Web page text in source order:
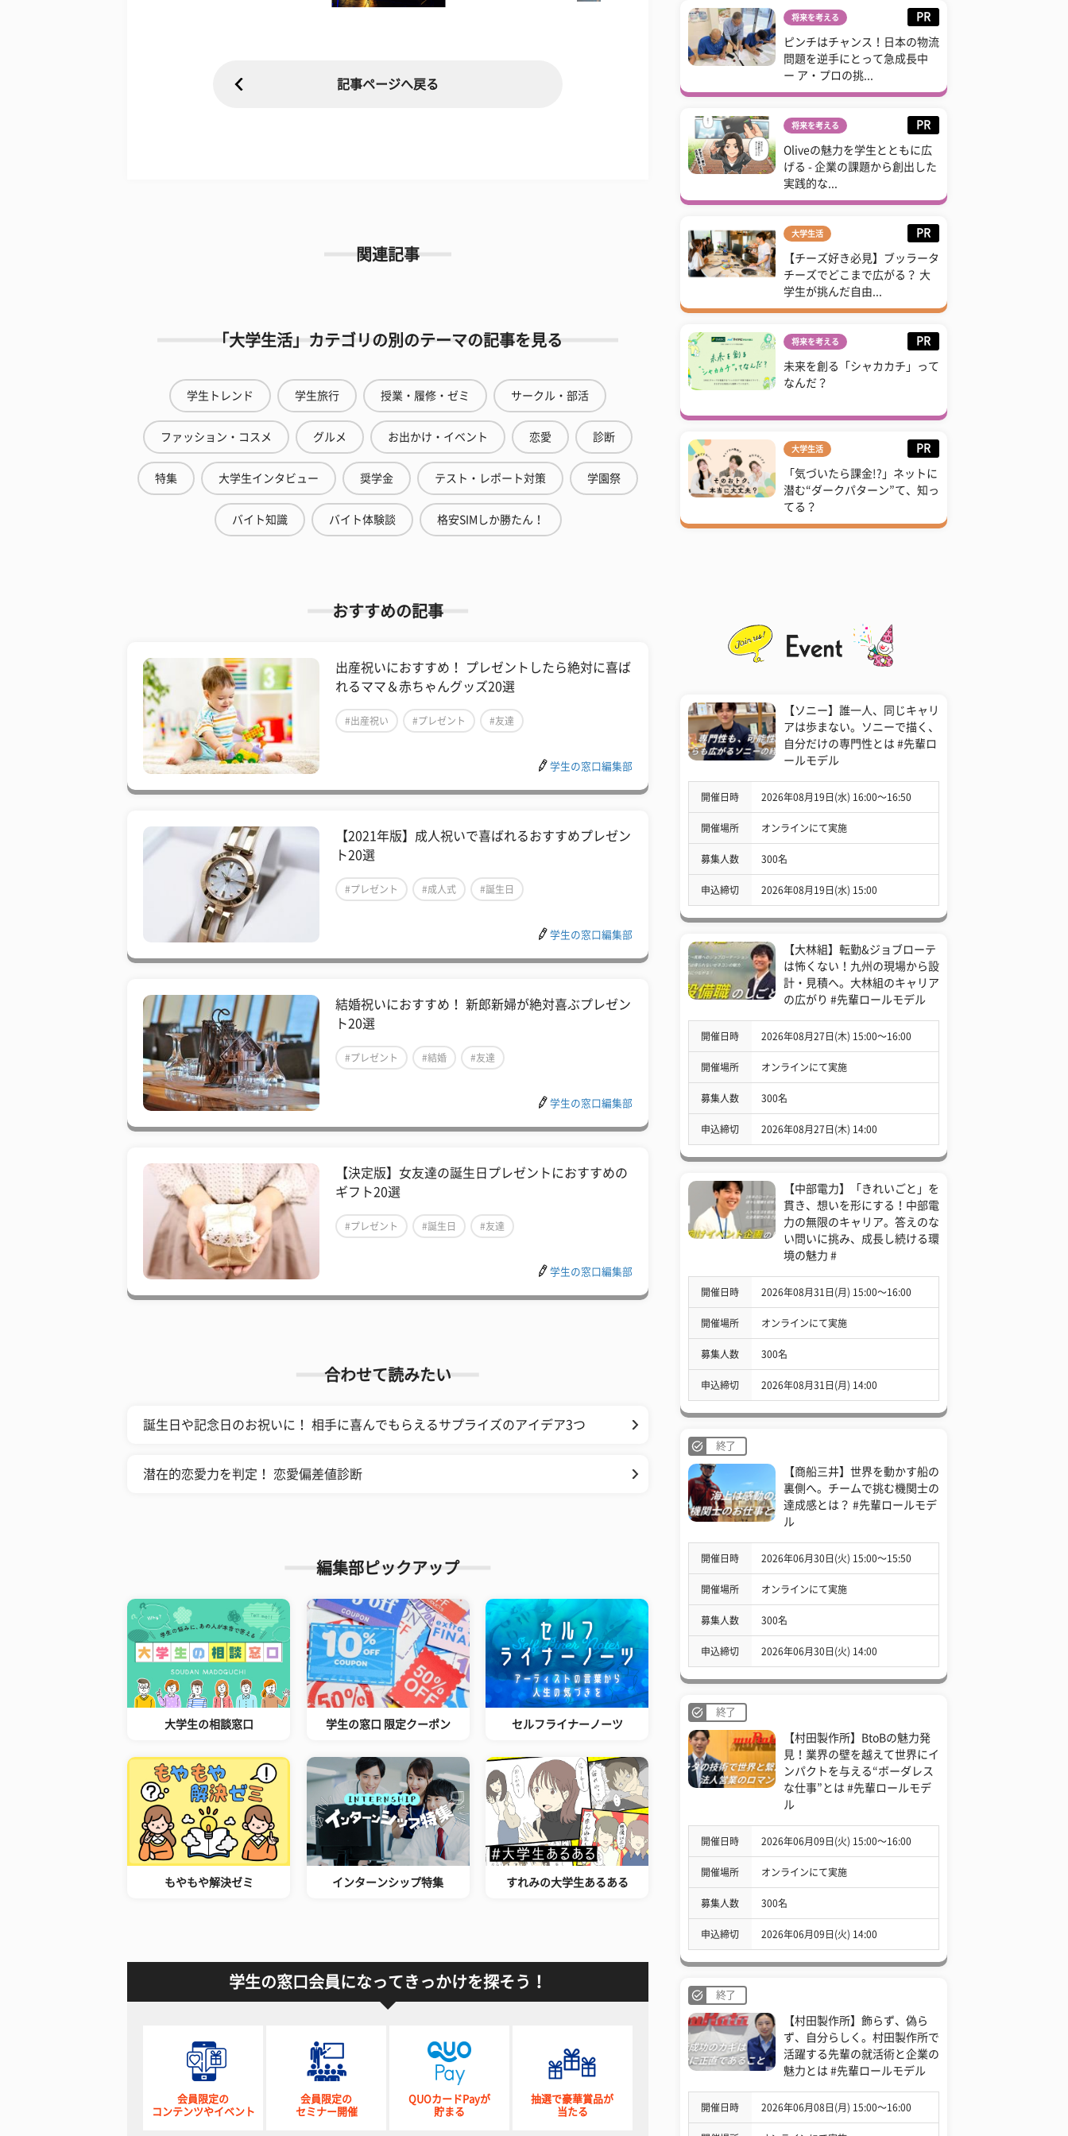
記事ページへ戻る
関連記事
「大学生活」カテゴリの別のテーマの記事を見る
学生トレンド 学生旅行 授業・履修・ゼミ サークル・部活
ファッション・コスメ グルメ お出かけ・イベント 恋愛 診断
特集 大学生インタビュー 奨学金 テスト・レポート対策 学園祭
バイト知識 バイト体験談 格安SIMしか勝たん！
おすすめの記事
出産祝いにおすすめ！ プレゼントしたら絶対に喜ば
れるママ＆赤ちゃんグッズ20選
#出産祝い #プレゼント #友達
学生の窓口編集部
【2021年版】成人祝いで喜ばれるおすすめプレゼン
ト20選
#プレゼント #成人式 #誕生日
学生の窓口編集部
結婚祝いにおすすめ！ 新郎新婦が絶対喜ぶプレゼン
ト20選
#プレゼント #結婚 #友達
学生の窓口編集部
【決定版】女友達の誕生日プレゼントにおすすめの
ギフト20選
#プレゼント #誕生日 #友達
学生の窓口編集部
合わせて読みたい
誕生日や記念日のお祝いに！ 相手に喜んでもらえるサプライズのアイデア3つ
潜在的恋愛力を判定！ 恋愛偏差値診断
編集部ピックアップ
大学生の相談窓口 学生の窓口 限定クーポン セルフライナーノーツ
もやもや解決ゼミ インターンシップ特集 すれみの大学生あるある
学生の窓口会員になってきっかけを探そう！
会員限定の
コンテンツやイベント
会員限定の
セミナー開催
QUOカードPayが
貯まる
抽選で豪華賞品が
当たる
将来を考える PR
ピンチはチャンス！日本の物流
問題を逆手にとって急成長中
ー ア・プロの挑...
将来を考える PR
Oliveの魅力を学生とともに広
げる - 企業の課題から創出した
実践的な...
大学生活 PR
【チーズ好き必見】ブッラータ
チーズでどこまで広がる？ 大
学生が挑んだ自由...
将来を考える PR
未来を創る「シャカカチ」って
なんだ？
大学生活 PR
「気づいたら課金!?」ネットに
潜む“ダークパターン”て、知っ
てる？
【ソニー】誰一人、同じキャリ
アは歩まない。ソニーで描く、
自分だけの専門性とは #先輩ロ
ールモデル
開催日時 2026年08月19日(水) 16:00〜16:50
開催場所 オンラインにて実施
募集人数 300名
申込締切 2026年08月19日(水) 15:00
【大林組】転勤&ジョブローテ
は怖くない！九州の現場から設
計・見積へ。大林組のキャリア
の広がり #先輩ロールモデル
開催日時 2026年08月27日(木) 15:00〜16:00
開催場所 オンラインにて実施
募集人数 300名
申込締切 2026年08月27日(木) 14:00
【中部電力】「きれいごと」を
貫き、想いを形にする！中部電
力の無限のキャリア。答えのな
い問いに挑み、成長し続ける環
境の魅力 #
開催日時 2026年08月31日(月) 15:00〜16:00
開催場所 オンラインにて実施
募集人数 300名
申込締切 2026年08月31日(月) 14:00
終了
【商船三井】世界を動かす船の
裏側へ。チームで挑む機関士の
達成感とは？ #先輩ロールモデ
ル
開催日時 2026年06月30日(火) 15:00〜15:50
開催場所 オンラインにて実施
募集人数 300名
申込締切 2026年06月30日(火) 14:00
終了
【村田製作所】BtoBの魅力発
見！業界の壁を越えて世界にイ
ンパクトを与える“ボーダレス
な仕事”とは #先輩ロールモデ
ル
開催日時 2026年06月09日(火) 15:00〜16:00
開催場所 オンラインにて実施
募集人数 300名
申込締切 2026年06月09日(火) 14:00
終了
【村田製作所】飾らず、偽ら
ず、自分らしく。村田製作所で
活躍する先輩の就活術と企業の
魅力とは #先輩ロールモデル
開催日時 2026年06月08日(月) 15:00〜16:00